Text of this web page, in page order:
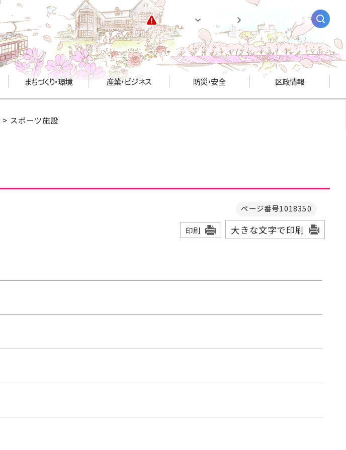
緊急情報 AIチャットボット
まちづくり・環境 産業・ビジネス 防災・安全 区政情報
> スポーツ施設
ページ番号1018350
印刷 大きな文字で印刷